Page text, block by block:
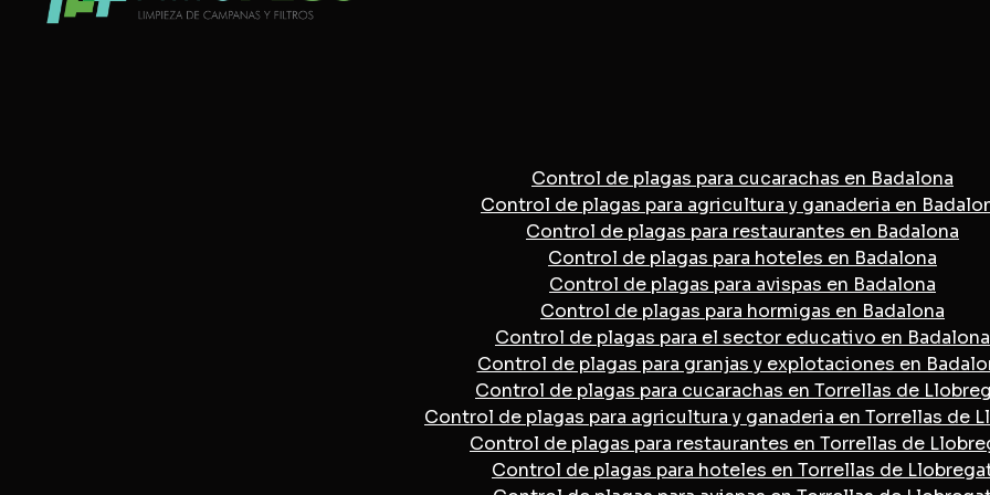
Control de plagas para cucarachas en Badalona
Control de plagas para agricultura y ganaderia en
Control de plagas para restaurantes en Badalona
Control de plagas para hoteles en Badalona
Control de plagas para avispas en Badalona
Control de plagas para hormigas en Badalona
Control de plagas para el sector educativo en Badalona
Control de plagas para granjas y explotaciones en
Control de plagas para cucarachas en Torrellas de
Control de plagas para agricultura y ganaderia en Torrellas de
Control de plagas para restaurantes en Torrellas de
Control de plagas para hoteles en Torrellas de